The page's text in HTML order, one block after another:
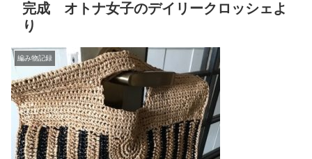
完成 オトナ女子のデイリークロッシェよ
り
編み物記録